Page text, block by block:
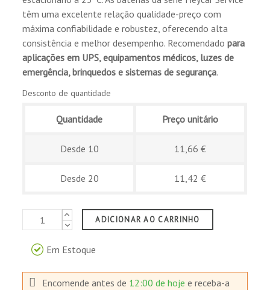
têm uma excelente relação qualidade-preço com
máxima confiabilidade e robustez, oferecendo alta
consistência e melhor desempenho. Recomendadopara
aplicações em UPS, equipamentos médicos, luzes de
emergência, brinquedos e sistemas de segurança.
Desconto de quantidade
Quantidade Preço unitário
Desde 10 11,66 €
Desde 20 11,42 €
ADICIONAR AO CARRINHO
Em Estoque
Encomende antes de 12:00 de hojee receba-a
Comprador Verificado
Publicado el 1/24/25, 12:16 PM
Publicado el 10/9/24, 7:19 PM
Comprador Verificado
Uso el producto para un coche electrónico
Publicado el 8/27/24, 2:46 PM